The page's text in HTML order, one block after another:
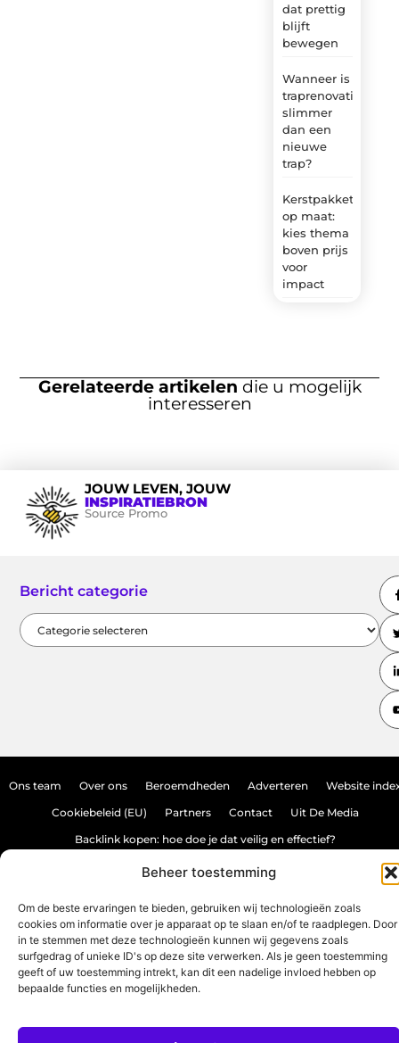
Beheer toestemming
Om de beste ervaringen te bieden, gebruiken wij technologieën zoals
cookies om informatie over je apparaat op te slaan en/of te raadplegen. Door
in te stemmen met deze technologieën kunnen wij gegevens zoals
surfgedrag of unieke ID's op deze site verwerken. Als je geen toestemming
geeft of uw toestemming intrekt, kan dit een nadelige invloed hebben op
bepaalde functies en mogelijkheden.
dat prettig
blijft
bewegen
Wanneer is
traprenovatie
slimmer
dan een
nieuwe
trap?
Kerstpakket
op maat:
kies thema
boven prijs
voor
impact
Gerelateerde artikelen die u mogelijk
interesseren
JOUW LEVEN, JOUW
INSPIRATIEBRON
Source Promo
Bericht categorie
Ons team Over ons Beroemdheden Adverteren Website
Cookiebeleid (EU) Partners Contact Uit De Media
Backlink kopen: hoe doe je dat veilig en effectief?
Verdien geld met je website: haal het maximale uit je online
All Rights Reserved © 2025
www.source-promo.nl.